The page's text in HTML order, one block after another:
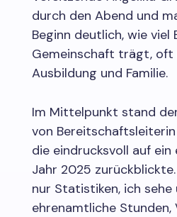
durch den Abend und
Beginn deutlich, wie viel
Gemeinschaft trägt, oft
Ausbildung und Familie.
Im Mittelpunkt stand
von
die eindrucksvoll auf ein
Jahr 2025
nur Statistiken, ich sehe
ehrenamtliche Stunden,